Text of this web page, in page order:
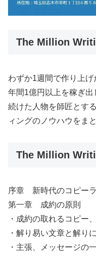
The Million
わずか1週間で作り上
年間1億円以上を稼ぎ
続けた人物を師匠とす
ィングのノウハウをま
The Million
序章 新時代のコピー
第一章 成約の原則
・成約の取れるコピー
・解り易い文章と解り
・主張、メッセージの